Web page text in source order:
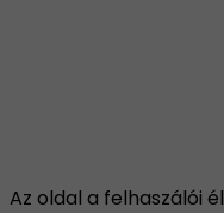
Az oldal a felhaszálói